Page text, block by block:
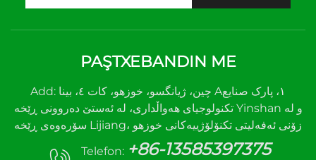
PAŞTXEBANDIN ME
Add: چین، ژیانگسو، خوزهو، کات ٤، بینا A١، پارک صنایع
تکنولوجیای هەواڵداری، لە ئەستێ دەروونی ڕێخە Yinshan و لە
سۆرەوەی ڕێخە Lijiang، زۆنی ئەفەلیتی تکنۆلۆژییەکانی خوزهو
Telefon: +86-13585397375